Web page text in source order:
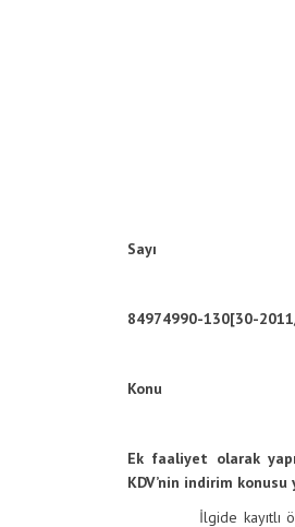
Sayı
84974990-130[30-
Konu
Ek faaliyet olarak
KDV’nin indirim konusu
İlgide kayıtlı özelge